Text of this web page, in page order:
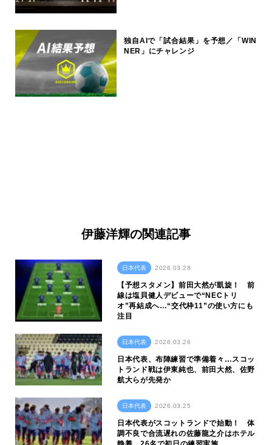
独自AIで「試合結果」を予想／「WIN
NER」にチャレンジ
伊藤洋輝の関連記事
日本代表 2026.03.28
【予想スタメン】前田大然が凱旋！ 前
線は塩貝健人デビューで“NECトリ
オ”再結成へ…“交代枠11”の使い方にも
注目
日本代表 2026.03.26
日本代表、布陣練習で準備着々…スコッ
トランド戦は伊東純也、前田大然、佐野
航大らが先発か
日本代表 2026.03.25
日本代表がスコットランドで始動！ 体
調不良で合流遅れの佐藤龍之介はホテル